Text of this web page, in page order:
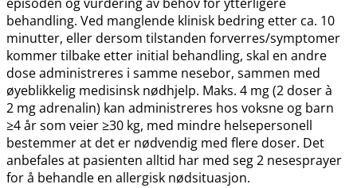
episoden og vurdering av behov for ytterligere
behandling. Ved manglende klinisk bedring etter ca. 10
minutter, eller dersom tilstanden forverres​/​symptomer
kommer tilbake etter initial behandling, skal en andre
dose administreres i samme nesebor, sammen med
øyeblikkelig medisinsk nødhjelp. Maks. 4 mg (2 doser à
2 mg adrenalin) kan administreres hos voksne og barn
≥4 år som veier ≥30 kg, med mindre helsepersonell
bestemmer at det er nødvendig med flere doser. Det
anbefales at pasienten alltid har med seg 2 nesesprayer
for å behandle en allergisk nødsituasjon.